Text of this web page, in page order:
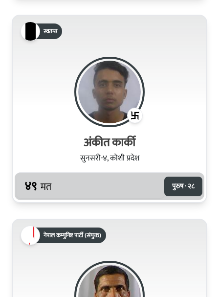
स्वतन्त्र
अंकीत कार्की
सुनसरी-४, कोशी प्रदेश
४९ मत पुरुष · २८
नेपाल कम्युनिष्ट पार्टी (संयुक्त)